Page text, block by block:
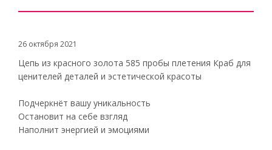
26 октября 2021
Цепь из красного золота 585 пробы плетения Краб для
ценителей деталей и эстетической красоты
Подчеркнёт вашу уникальность
Остановит на себе взгляд
Наполнит энергией и эмоциями